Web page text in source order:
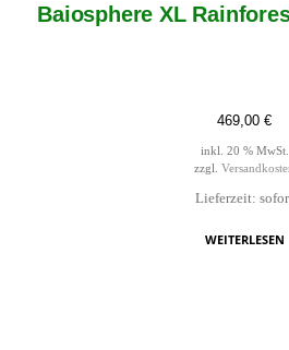
Baiosphere XL
469,00 €
inkl. 20 % MwSt.
zzgl.
Lieferzeit:
WEITERLESEN